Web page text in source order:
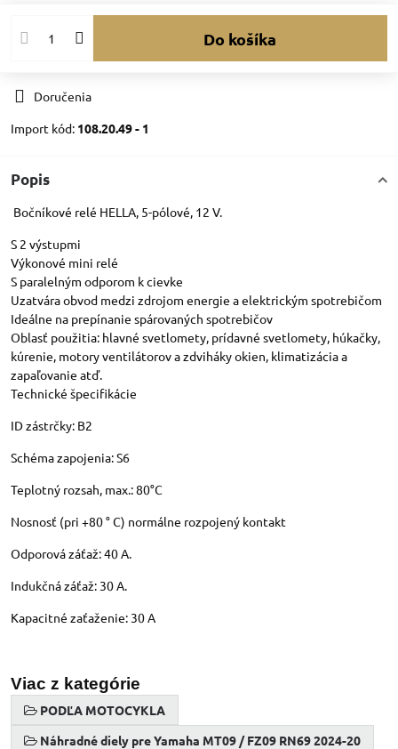
Do košíka
Doručenia
Import kód: 108.20.49 - 1
Popis
Bočníkové relé HELLA, 5-pólové, 12 V.
S 2 výstupmi
Výkonové mini relé
S paralelným odporom k cievke
Uzatvára obvod medzi zdrojom energie a elektrickým spotrebičom
Ideálne na prepínanie spárovaných spotrebičov
Oblasť použitia: hlavné svetlomety, prídavné svetlomety, húkačky,
kúrenie, motory ventilátorov a zdviháky okien, klimatizácia a
zapaľovanie atď.
Technické špecifikácie
ID zástrčky: B2
Schéma zapojenia: S6
Teplotný rozsah, max.: 80°C
Nosnosť (pri +80 ° C) normálne rozpojený kontakt
Odporová záťaž: 40 A.
Indukčná záťaž: 30 A.
Kapacitné zaťaženie: 30 A
Viac z kategórie
PODĽA MOTOCYKLA
Náhradné diely pre Yamaha MT09 / FZ09 RN69 2024-20